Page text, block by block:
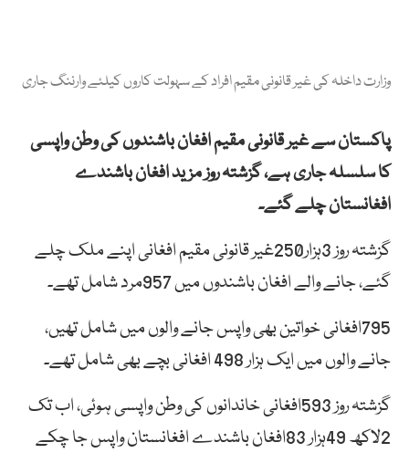
وزارت داخلہ کی غیر قانونی مقیم افراد کے سہولت کاروں کیلئے وارننگ جاری
پاکستان سے غیر قانونی مقیم افغان باشندوں کی وطن واپسی
کا سلسلہ جاری ہے، گزشتہ روز مزید افغان باشندے
افغانستان چلے گئے۔
گزشتہ روز 3ہزار250غیر قانونی مقیم افغانی اپنے ملک چلے
گئے، جانے والے افغان باشندوں میں 957مرد شامل تھے۔
795افغانی خواتین بھی واپس جانے والوں میں شامل تھیں،
جانے والوں میں ایک ہزار 498 افغانی بچے بھی شامل تھے۔
گزشتہ روز 593افغانی خاندانوں کی وطن واپسی ہوئی، اب تک
2لاکھ 49ہزار 83افغان باشندے افغانستان واپس جا چکے